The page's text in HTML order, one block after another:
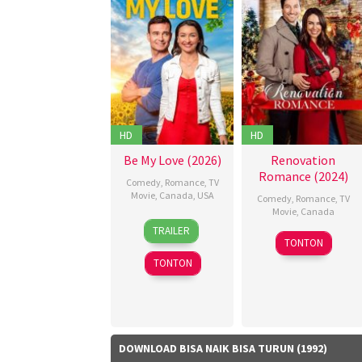
HD
Be My Love (2026)
Comedy, Romance, TV
Movie, Canada, USA
11
Apr
2026
Christopher
Giroux
Jonathan
Markou
TRAILER
TONTON
HD
Renovation
Romance (2024)
Comedy, Romance, TV
Movie, Canada
1
Nov
Crystal
Staryk
Kevin
Thomson
TONTON
DOWNLOAD BISA NAIK BISA TURUN (1992)